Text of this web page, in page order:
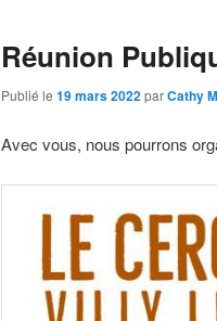
Réunion
Publié le 19 mars 2022parCathy
Avec vous, nous pourrons